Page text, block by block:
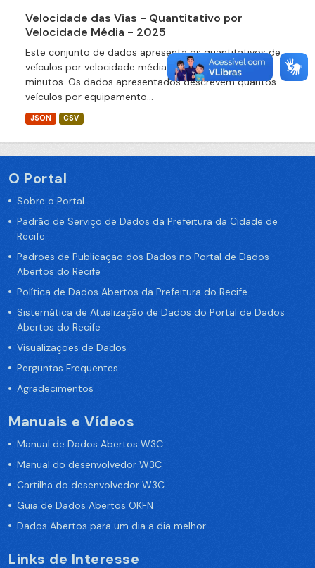
Velocidade das Vias - Quantitativo por
Velocidade Média - 2025
Este conjunto de dados apresenta os quantitativos de
veículos por velocidade média no intervalo de 15
minutos. Os dados apresentados descrevem quantos
veículos por equipamento...
JSON CSV
O Portal
Sobre o Portal
Padrão de Serviço de Dados da Prefeitura da Cidade de
Recife
Padrões de Publicação dos Dados no Portal de Dados
Abertos do Recife
Política de Dados Abertos da Prefeitura do Recife
Sistemática de Atualização de Dados do Portal de Dados
Abertos do Recife
Visualizações de Dados
Perguntas Frequentes
Agradecimentos
Manuais e Vídeos
Manual de Dados Abertos W3C
Manual do desenvolvedor W3C
Cartilha do desenvolvedor W3C
Guia de Dados Abertos OKFN
Dados Abertos para um dia a dia melhor
Links de Interesse